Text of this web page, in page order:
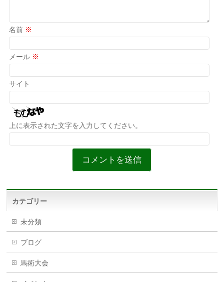
名前 ※
メール ※
サイト
上に表示された文字を入力してください。
カテゴリー
未分類
ブログ
馬術大会